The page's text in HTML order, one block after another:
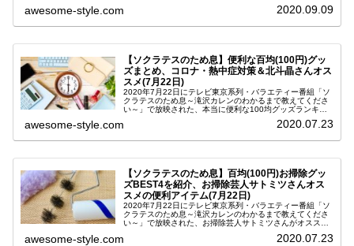
awesome-style.com 2020.09.09
【ソクラテスのため息】便利な百均(100円)グッ
ズまとめ、コロナ・熱中症対策＆北斗晶さんオス
スメ(7月22日)
2020年7月22日にテレビ東京系列・バラエティー番組「ソ
クラテスのため息～滝沢カレンのわかるまで教えてくださ
い～」で放映された、本当に便利な100均グッズランキン
awesome-style.com 2020.07.23
【ソクラテスのため息】百均(100円)お掃除グッ
ズBEST4を紹介、お掃除芸人サトミツさんオス
スメの便利アイテム(7月22日)
2020年7月22日にテレビ東京系列・バラエティー番組「ソ
クラテスのため息～滝沢カレンのわかるまで教えてくださ
い～」で放映された、お掃除芸人サトミツさんがオススメ
awesome-style.com 2020.07.23